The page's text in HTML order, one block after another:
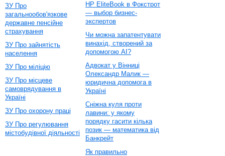
ЗУ Про
загальнообов'язкове
державне пенсійне
страхування
ЗУ Про зайнятість
населення
ЗУ Про міліцію
ЗУ Про місцеве
самоврядування в
Україні
ЗУ Про охорону праці
ЗУ Про регулювання
містобудівної діяльності
HP EliteBook в Фокстрот
— выбор бизнес-
экспертов
Чи можна запатентувати
винахід, створений за
допомогою AI?
Адвокат у Вінниці
Олександр Малик —
юридична допомога в
Україні
Сніжна куля проти
лавини: у якому
порядку гасити кілька
позик — математика від
Банкрейт
Як правильно